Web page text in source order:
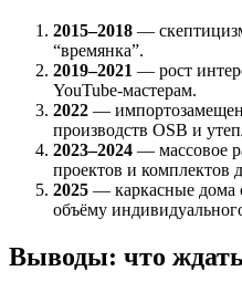
2015–2018 —
“времянка”.
2019–2021 — рост
YouTube-мастерам.
2022 —
производств OSB и
2023–2024 — массовое
проектов и комплектов
2025 — каркасные дома
объёму
Выводы: что